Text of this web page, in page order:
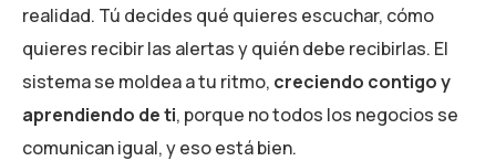
realidad. Tú decides qué quieres escuchar, cómo
quieres recibir las alertas y quién debe recibirlas. El
sistema se moldea a tu ritmo, creciendo contigo y
aprendiendo de ti, porque no todos los negocios se
comunican igual, y eso está bien.